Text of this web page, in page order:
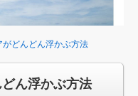
がどんどん浮かぶ方法
ん浮かぶ方法